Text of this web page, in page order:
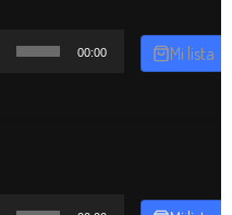
00:00 Mi lista